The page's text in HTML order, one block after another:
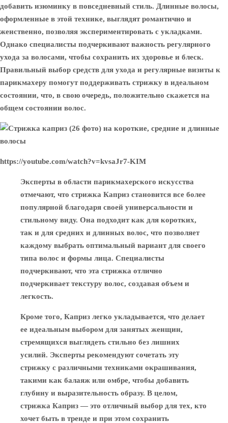
добавить изюминку в повседневный стиль. Длинные волосы,
оформленные в этой технике, выглядят романтично и
женственно, позволяя экспериментировать с укладками.
Однако специалисты подчеркивают важность регулярного
ухода за волосами, чтобы сохранить их здоровье и блеск.
Правильный выбор средств для ухода и регулярные визиты к
парикмахеру помогут поддерживать стрижку в идеальном
состоянии, что, в свою очередь, положительно скажется на
общем состоянии волос.
https://youtube.com/watch?v=kvsaJr7-KIM
Эксперты в области парикмахерского искусства
отмечают, что стрижка Каприз становится все более
популярной благодаря своей универсальности и
стильному виду. Она подходит как для коротких,
так и для средних и длинных волос, что позволяет
каждому выбрать оптимальный вариант для своего
типа волос и формы лица. Специалисты
подчеркивают, что эта стрижка отлично
подчеркивает текстуру волос, создавая объем и
легкость.
Кроме того, Каприз легко укладывается, что делает
ее идеальным выбором для занятых женщин,
стремящихся выглядеть стильно без лишних
усилий. Эксперты рекомендуют сочетать эту
стрижку с различными техниками окрашивания,
такими как балаяж или омбре, чтобы добавить
глубину и выразительность образу. В целом,
стрижка Каприз — это отличный выбор для тех, кто
хочет быть в тренде и при этом сохранить